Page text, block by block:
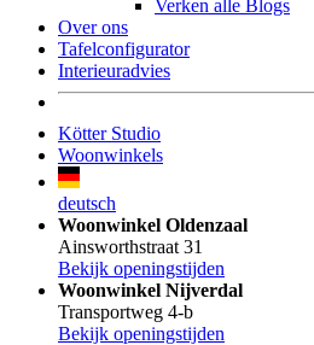
Verken alle Blogs
Over ons
Tafelconfigurator
Interieuradvies
Kötter Studio
Woonwinkels
deutsch
Woonwinkel Oldenzaal
Ainsworthstraat 31
Bekijk openingstijden
Woonwinkel Nijverdal
Transportweg 4-b
Bekijk openingstijden